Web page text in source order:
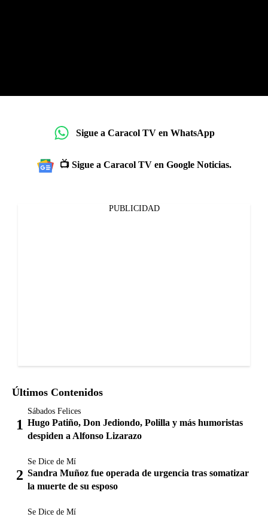
Sigue a Caracol TV en WhatsApp
📺 Sigue a Caracol TV en Google Noticias.
PUBLICIDAD
Últimos Contenidos
Sábados Felices
Hugo Patiño, Don Jediondo, Polilla y más humoristas
despiden a Alfonso Lizarazo
Se Dice de Mí
Sandra Muñoz fue operada de urgencia tras somatizar
la muerte de su esposo
Se Dice de Mí